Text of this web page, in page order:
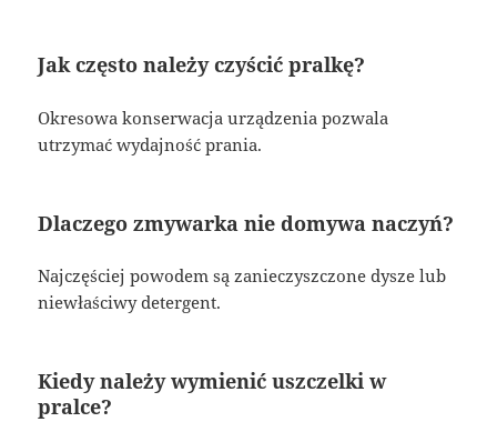
Jak często należy czyścić pralkę?
Okresowa konserwacja urządzenia pozwala
utrzymać wydajność prania.
Dlaczego zmywarka nie domywa naczyń?
Najczęściej powodem są zanieczyszczone dysze lub
niewłaściwy detergent.
Kiedy należy wymienić uszczelki w
pralce?